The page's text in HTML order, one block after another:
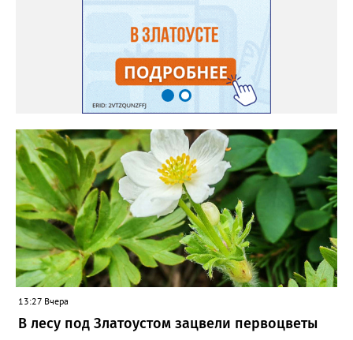
весной прорастет сама. Ещё один секрет – этот символ
Прованса не любит «вкусную» почву. Добавляйте в посадочную
яму гравий и песок – требуется хороший дренаж. В первый год
Екатерина рекомендует цветы убирать, чтобы силы куста
пошли на наращивание корневой системы. А со второго года
пусть лаванда цветёт во всю силу! Фото: Екатерина Бойко,
специально для «Златоуст.инфо». Обсуждение новости здесь
ВКОНТАКТЕ https://vk.com/newszlatoust74
13:27 Вчера
В лесу под Златоустом зацвели первоцветы